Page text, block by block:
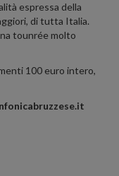
espressa della
di tutta Italia.
tounrée molto
100 euro intero,